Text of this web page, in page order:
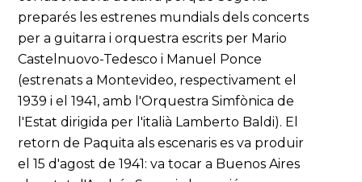
preparés les estrenes mundials dels concerts
per a guitarra i orquestra escrits per Mario
Castelnuovo-Tedesco i Manuel Ponce
(estrenats a Montevideo, respectivament el
1939 i el 1941, amb l'Orquestra Simfònica de
l'Estat dirigida per l'italià Lamberto Baldi). El
retorn de Paquita als escenaris es va produir
el 15 d'agost de 1941: va tocar a Buenos Aires